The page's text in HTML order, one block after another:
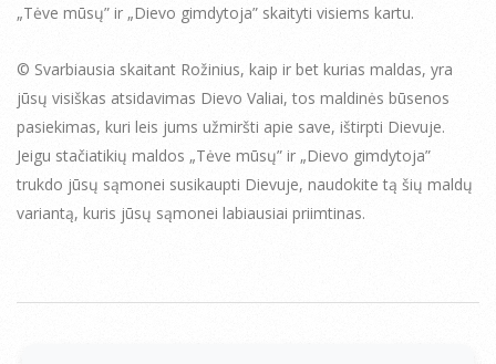
„Tėve mūsų” ir „Dievo gimdytoja” skaityti visiems kartu.
© Svarbiausia skaitant Rožinius, kaip ir bet kurias maldas, yra
jūsų visiškas atsidavimas Dievo Valiai, tos maldinės būsenos
pasiekimas, kuri leis jums užmiršti apie save, ištirpti Dievuje.
Jeigu stačiatikių maldos „Tėve mūsų” ir „Dievo gimdytoja”
trukdo jūsų sąmonei susikaupti Dievuje, naudokite tą šių maldų
variantą, kuris jūsų sąmonei labiausiai priimtinas.